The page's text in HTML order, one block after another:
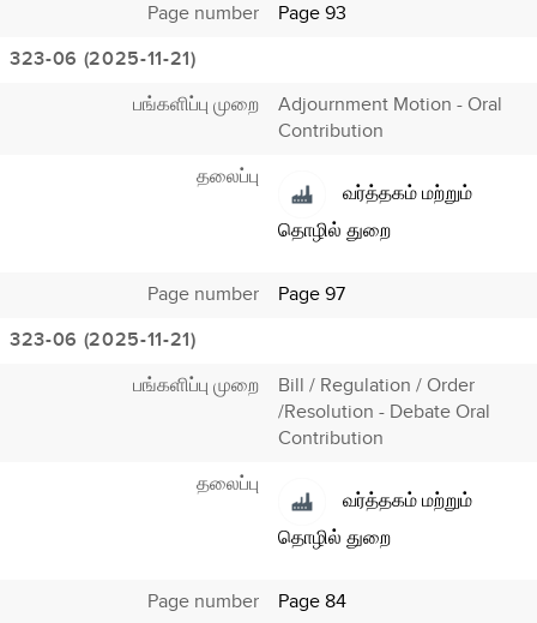
Page number
Page 93
323-06 (2025-11-21)
பங்களிப்பு முறை
Adjournment Motion - Oral
Contribution
தலைப்பு
வர்த்தகம் மற்றும்
தொழில் துறை
Page number
Page 97
323-06 (2025-11-21)
பங்களிப்பு முறை
Bill / Regulation / Order
/Resolution - Debate Oral
Contribution
தலைப்பு
வர்த்தகம் மற்றும்
தொழில் துறை
Page number
Page 84